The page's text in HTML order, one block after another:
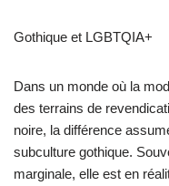
Gothique et LGBTQIA+
Dans un monde où la
des terrains de
noire, la différence
subculture gothique.
marginale, elle est en